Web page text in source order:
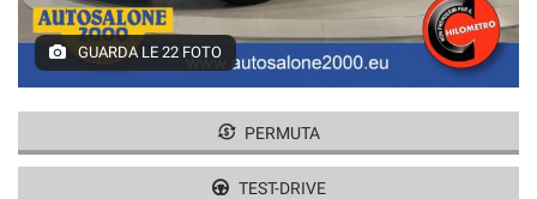
GUARDA LE 22 FOTO
PERMUTA
TEST-DRIVE